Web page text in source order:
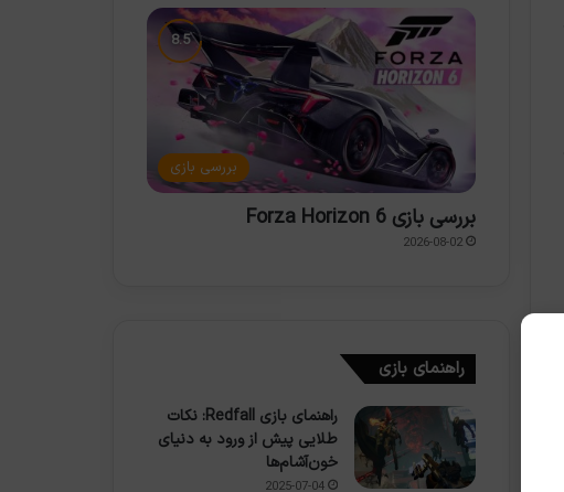
بررسی بازی
بررسی بازی Forza Horizon 6
2026-08-02
راهنمای بازی
راهنمای بازی Redfall: نکات
طلایی پیش از ورود به دنیای
خون‌آشام‌ها
2025-07-04